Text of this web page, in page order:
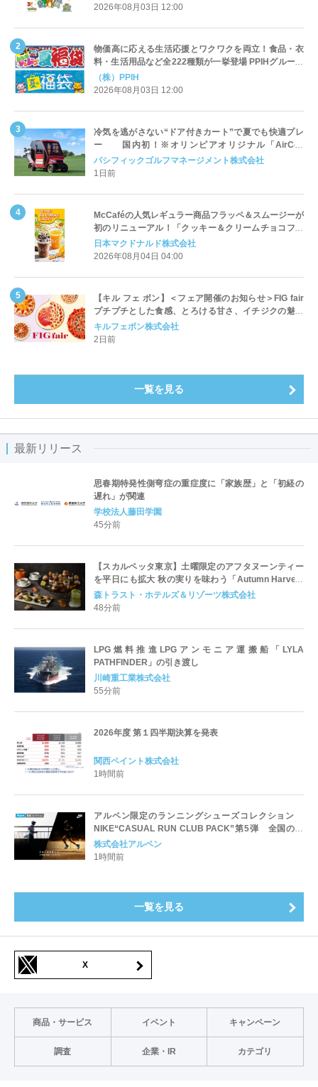
2026年08月03日 12:00
物価高に応える生活応援とワクワクを両立！食品・衣
料・生活用品など全222種類が一挙登場 PPIHグループ
「夏福袋」＆セール 8月6日(木)より順次スタート
（株）PPIH
2026年08月03日 12:00
冷気を逃がさない“ドア付きカート”で夏でも快適プレ
ー 国内初！※オリンピアオリジナル「AirCon
Cart（エアコンカート）」導入 | ＰＧＭ
パシフィックゴルフマネージメント株式会社
1日前
McCaféの人気レギュラー商品フラッペ＆スムージーが
初のリニューアル！「クッキー＆クリームチョコフラ
ッペ」「マンゴースムージー」8月5日（水）から販売
開始
日本マクドナルド株式会社
2026年08月04日 04:00
【キル フェ ボン】＜フェア開催のお知らせ＞FIG fair
プチプチとした食感、とろける甘さ、イチジクの魅力
をたっぷりと。新作を含め、イチジク尽くしの全4種が
登場8月20日（木）スタート
キルフェボン株式会社
2日前
一覧を見る
最新リリース
思春期特発性側弯症の重症度に「家族歴」と「初経の
遅れ」が関連
学校法人藤田学園
45分前
【スカルペッタ東京】土曜限定のアフタヌーンティー
を平日にも拡大 秋の実りを味わう「Autumn Harvest
Afternoon Tea」9月1日スタート
森トラスト・ホテルズ＆リゾーツ株式会社
48分前
LPG燃料推進LPGアンモニア運搬船「LYLA
PATHFINDER」の引き渡し
川崎重工業株式会社
55分前
2026年度 第１四半期決算を発表
関西ペイント株式会社
1時間前
アルペン限定のランニングシューズコレクション
NIKE“CASUAL RUN CLUB PACK”第5弾 全国のス
ポーツデポ・アルペンにて7/31(金)発売
株式会社アルペン
1時間前
一覧を見る
X
商品・サービス イベント キャンペーン
調査 企業・IR カテゴリ